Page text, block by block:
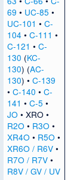
69 • UC-85 •
UC-101 • C-
104• C-111 •
C-121 • C-
130 (KC-
130) (AC-
130) • C-139
• C-140 • C-
141 • C-5 •
JO • XRO •
R2O • R3O •
XR4O • R5O •
XR6O / R6V•
R7O / R7V•
R8V / GV / UV